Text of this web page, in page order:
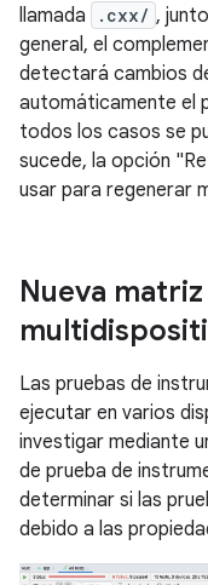
llamada
.cxx/ ,
general, el
detectará cambios
automáticamente el
todos los casos se
sucede, la opción
usar para regenerar
Nueva
Las pruebas de
ejecutar en varios
investigar mediante
de prueba de
determinar si las
debido a las